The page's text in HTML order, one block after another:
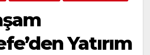
Yatırım